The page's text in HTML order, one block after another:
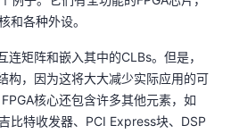
和各种外设。
矩阵和嵌入其中的CLBs。但是，
构，因为这将大大减少实际应用的可
核心还包含许多其他元素，如
比特收发器、PCI Express块、DSP